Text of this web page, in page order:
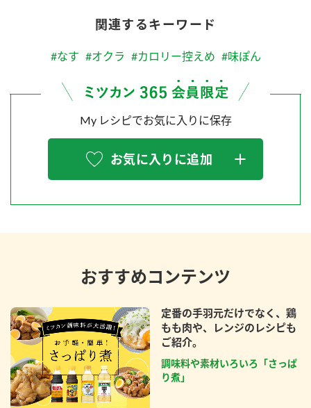
関連するキーワード
#なす #オクラ #カロリー控えめ #味ぽん
My レシピでお気に入りに保存
お気に入りに追加
おすすめコンテンツ
定番の手羽元だけでなく、鶏
もも肉や、レンジのレシピも
ご紹介。
調味料や素材いろいろ「さっぱ
り煮」